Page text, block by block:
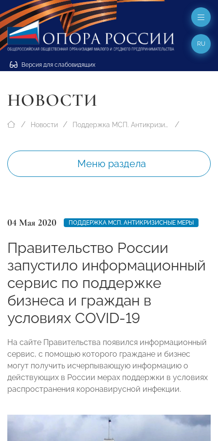
Версия для слабовидящих
RU
НОВОСТИ
Новости Поддержка МСП. Антикризисные меры
Меню раздела
04 Мая 2020 ПОДДЕРЖКА МСП. АНТИКРИЗИСНЫЕ МЕРЫ
Правительство России
запустило информационный
сервис по поддержке
бизнеса и граждан в
условиях COVID-19
На сайте Правительства появился информационный
сервис, с помощью которого граждане и бизнес
могут получить исчерпывающую информацию о
действующих в России мерах поддержки в условиях
распространения коронавирусной инфекции.